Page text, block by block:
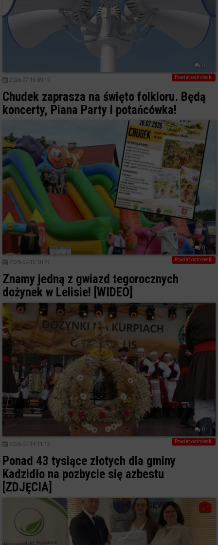
0
Powiat ostrołecki
2026-07-16 09:15
Chudek zaprasza na święto folkloru. Będą
koncerty, Piana Party i potańcówka!
0
Powiat ostrołecki
2026-07-15 10:27
Znamy jedną z gwiazd tegorocznych
dożynek w Lelisie! [WIDEO]
0
Powiat ostrołecki
2026-07-14 11:12
Ponad 43 tysiące złotych dla gminy
Kadzidło na pozbycie się azbestu
[ZDJĘCIA]